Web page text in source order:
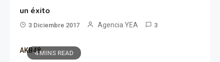
un éxito
3 Diciembre 2017 Agencia YEA 3
4 MINS READ
AKB48